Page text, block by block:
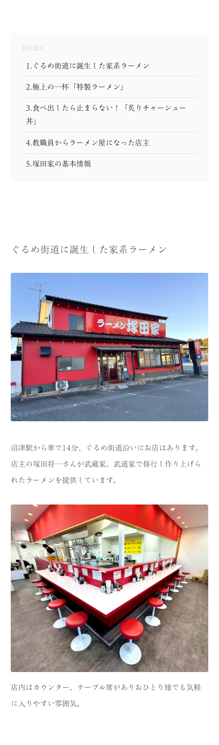
INDEX
1.ぐるめ街道に誕生した家系ラーメン
2.極上の一杯「特製ラーメン」
3.食べ出したら止まらない！「炙りチャーシュー
丼」
4.教職員からラーメン屋になった店主
5.塚田家の基本情報
ぐるめ街道に誕生した家系ラーメン
沼津駅から車で14分、ぐるめ街道沿いにお店はあります。
店主の塚田将一さんが武蔵家、武道家で修行し作り上げら
れたラーメンを提供しています。
店内はカウンター、テーブル席がありおひとり様でも気軽
に入りやすい雰囲気。